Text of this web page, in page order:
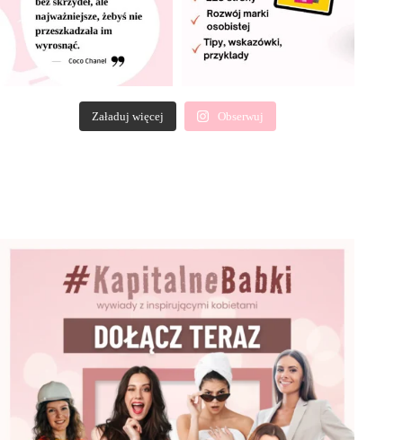
Załaduj więcej Obserwuj